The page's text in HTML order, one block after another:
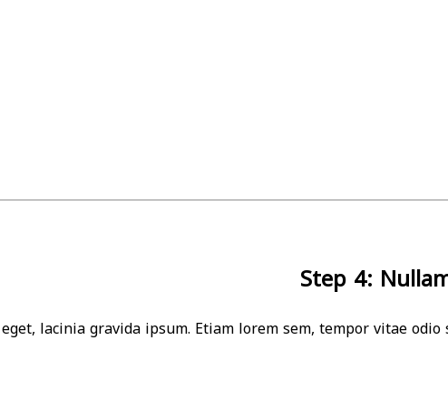
Step 4:
lacinia gravida ipsum. Etiam lorem sem, tempor vitae